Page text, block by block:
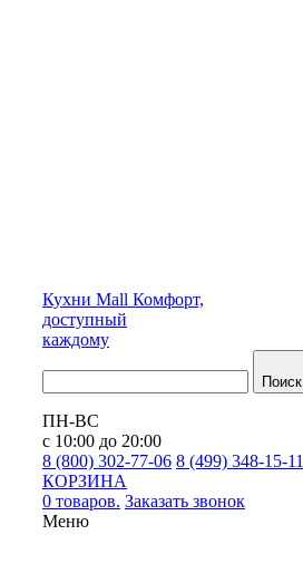
Кухни Mall Комфорт,
доступный
каждому
Поиск
ПН-ВС
с 10:00 до 20:00
8 (800) 302-77-06 8 (499) 348-15-11
КОРЗИНА
0 товаров. Заказать звонок
Меню